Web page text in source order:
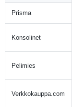
Prisma
Konsolinet
Pelimies
Verkkokauppa.com